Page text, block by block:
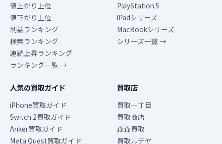
値上がり上位
値下がり上位
利益ランキング
検索ランキング
連続上昇ランキング
ランキング一覧 →
PlayStation 5
iPadシリーズ
MacBookシリーズ
シリーズ一覧 →
人気の買取ガイド
iPhone買取ガイド
Switch 2買取ガイド
Anker買取ガイド
Meta Quest買取ガイド
買取店
買取一丁目
買取商店
森森買取
買取ルデヤ